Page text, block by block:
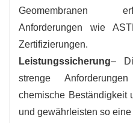
Geomembranen
Anforderungen wie
Zertifizierungen.
Leistungssicherung–
strenge
chemische Beständigkeit
und gewährleisten so